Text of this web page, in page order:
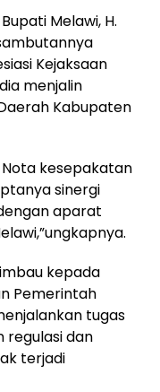
Melawi, H.
Kejaksaan
menjalin
Kabupaten
kesepakatan
sinergi
aparat
kepada
Pemerintah
tugas
regulasi dan
terjadi